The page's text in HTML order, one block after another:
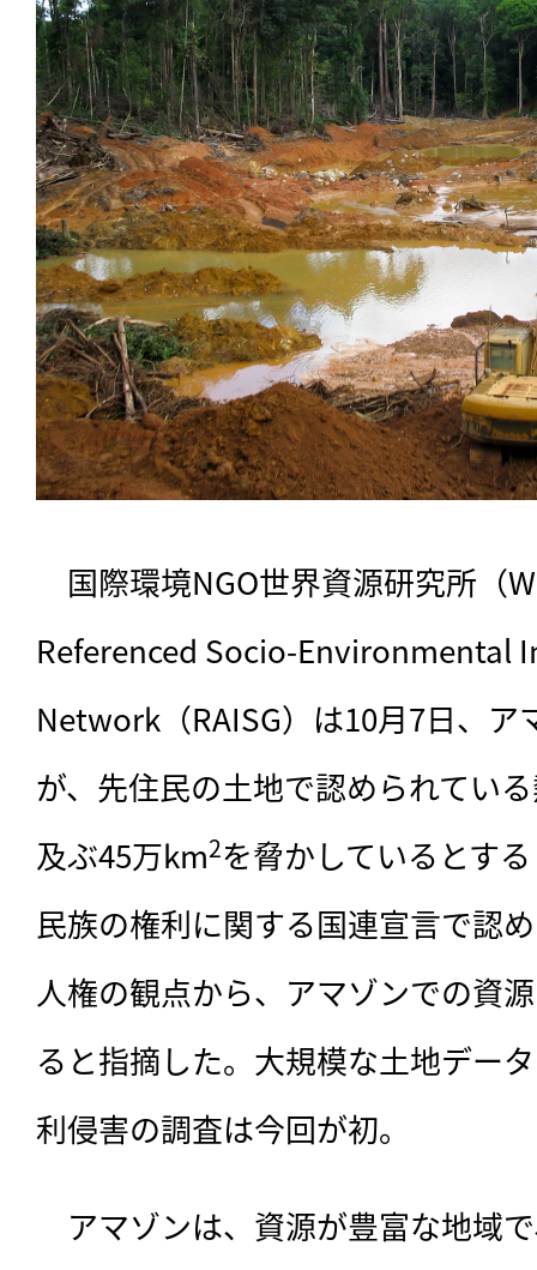
国際環境NGO世界資源研究所（
Referenced Socio-Environmental
Network（RAISG）は10月7日、ア
が、先住民の土地で認められてい
及ぶ45万km2を脅かしているとす
民族の権利に関する国連宣言で認
人権の観点から、アマゾンでの資
ると指摘した。大規模な土地デー
利侵害の調査は今回が初。
アマゾンは、資源が豊富な地域